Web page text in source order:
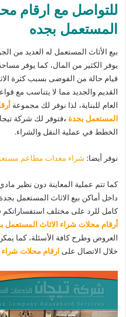
للتواصل مع ارقام
المستعمل بجده
بيع الأثاث المستعمل له العديد من
يوفر الكثير من المال، كما يوفر
قيام حالة من الفوضى بسبب كثرة
القديم والجديد مما لا يتناسب مع
العام للبناية، لذا نوفر لك مجموعة
المستعمل بجدة ،فتوفر لك شركة
الخطط في عملية النقل والشراء.
نوفر أيضا: شراء معدات مطاعم
كما تتم عملية المعاينة دون نظير
داخل أماكن بيع الاثاث المستعمل
كامل للرد على مختلف استفساراتكم
أرقام محلات شراء الاثاث المستعمل
العروض وطرح كافة الأسئلة، كما
خلال الاتصال على ارقام محلات